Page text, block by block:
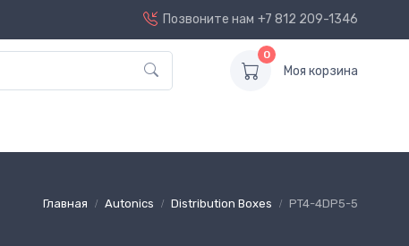
Позвоните нам +7 812 209-1346
0
Моя корзина
Главная Autonics Distribution Boxes PT4-4DP5-5